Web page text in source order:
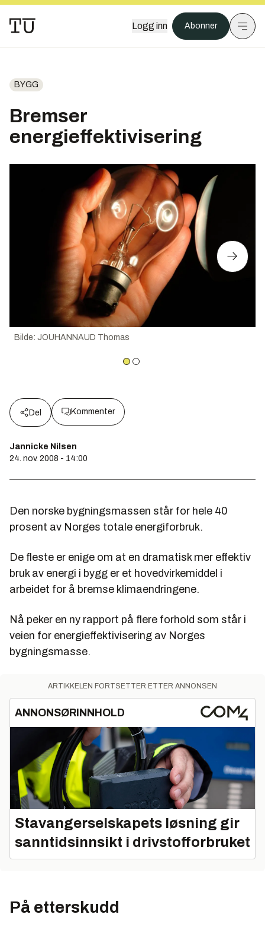
Logg inn Abonner
BYGG
Bremser
energieffektivisering
Bilde: JOUHANNAUD Thomas
Del Kommenter
Jannicke Nilsen
24. nov. 2008 - 14:00
Den norske bygningsmassen står for hele 40
prosent av Norges totale energiforbruk.
De fleste er enige om at en dramatisk mer effektiv
bruk av energi i bygg er et hovedvirkemiddel i
arbeidet for å bremse klimaendringene.
Nå peker en ny rapport på flere forhold som står i
veien for energieffektivisering av Norges
bygningsmasse.
ARTIKKELEN FORTSETTER ETTER ANNONSEN
ANNONSØRINNHOLD
Stavangerselskapets løsning gir
sanntidsinnsikt i drivstofforbruket
På etterskudd